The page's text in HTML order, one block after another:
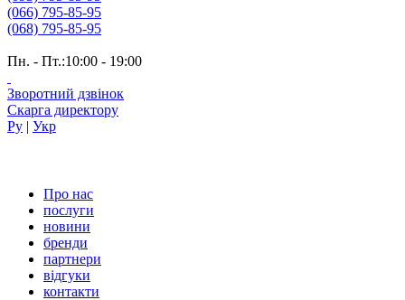
(066) 795-85-95
(068) 795-85-95
Пн. - Пт.:10:00 - 19:00
Зворотний дзвінок
Скарга директору
Ру | Укр
Про нас
послуги
новини
бренди
партнери
вiдгуки
контакти